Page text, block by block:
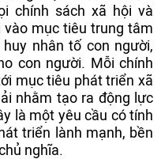
chính sách xã hội và
vào mục tiêu trung tâm
nhân tố con người,
con người. Mỗi chính
mục tiêu phát triển xã
nhằm tạo ra động lực
là một yêu cầu có tính
triển lành mạnh, bền
nghĩa.